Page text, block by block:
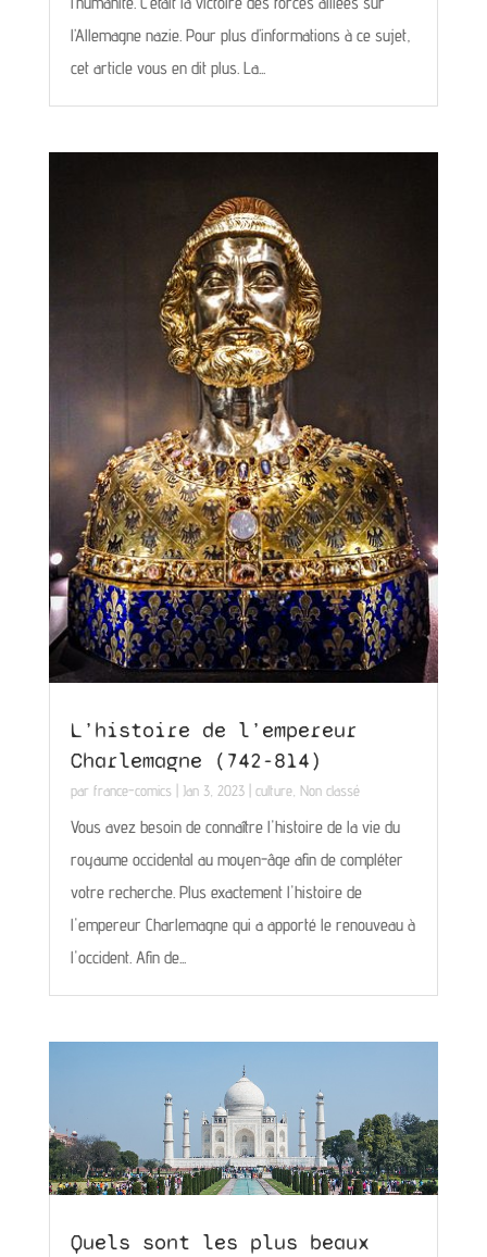
l’Allemagne nazie. Pour plus d’informations à ce sujet,
cet article vous en dit plus. La...
L’histoire de l’empereur
Charlemagne (742-814)
par france-comics Jan 3, 2023| culture, Non classé
Vous avez besoin de connaître l'histoire de la vie du
royaume occidental au moyen-âge afin de compléter
votre recherche. Plus exactement l'histoire de
l'empereur Charlemagne qui a apporté le renouveau à
l'occident. Afin de...
Quels sont les plus beaux